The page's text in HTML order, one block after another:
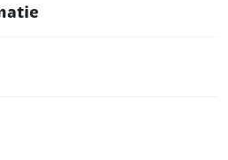
maar behoudt zijn vorm
slijtage en geschikt voor
of houten kralen